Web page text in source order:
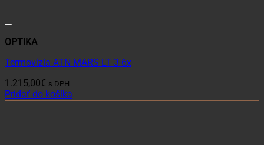
OPTIKA
Termovízia ATN MARS LT 3-6x
1.215,00€ s DPH
Pridať do košíka